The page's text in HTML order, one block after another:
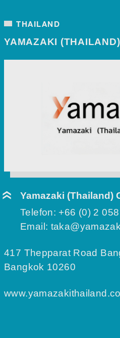
THAILAND
YAMAZAKI
Yamazaki (Thailand)
Telefon: +66 (0) 2
Email:
417 Thepparat Road
Bangkok 10260